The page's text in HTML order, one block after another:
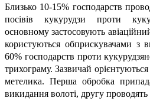
Близько 10-15% господарств
посівів кукурудзи проти
основному застосовують
користуються обприскувачами з
60% господарств проти
трихограму. Зазвичай
метелика. Перша обробка
викидання волоті, другу проводять